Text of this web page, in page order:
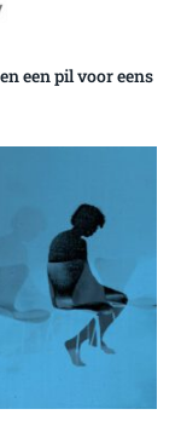
een pil voor eens